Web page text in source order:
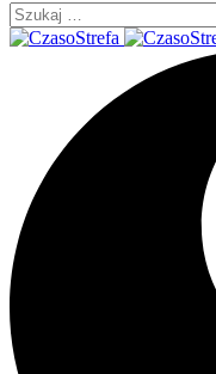
Szukaj: